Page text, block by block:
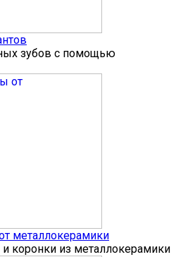
зубов с помощью
металлокерамики
коронки из металлокерамики